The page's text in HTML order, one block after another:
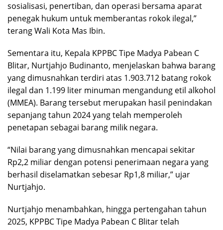
sosialisasi, penertiban, dan operasi bersama aparat
penegak hukum untuk memberantas rokok ilegal,”
terang Wali Kota Mas Ibin.
Sementara itu, Kepala KPPBC Tipe Madya Pabean C
Blitar, Nurtjahjo Budinanto, menjelaskan bahwa barang
yang dimusnahkan terdiri atas 1.903.712 batang rokok
ilegal dan 1.199 liter minuman mengandung etil alkohol
(MMEA). Barang tersebut merupakan hasil penindakan
sepanjang tahun 2024 yang telah memperoleh
penetapan sebagai barang milik negara.
“Nilai barang yang dimusnahkan mencapai sekitar
Rp2,2 miliar dengan potensi penerimaan negara yang
berhasil diselamatkan sebesar Rp1,8 miliar,” ujar
Nurtjahjo.
Nurtjahjo menambahkan, hingga pertengahan tahun
2025, KPPBC Tipe Madya Pabean C Blitar telah